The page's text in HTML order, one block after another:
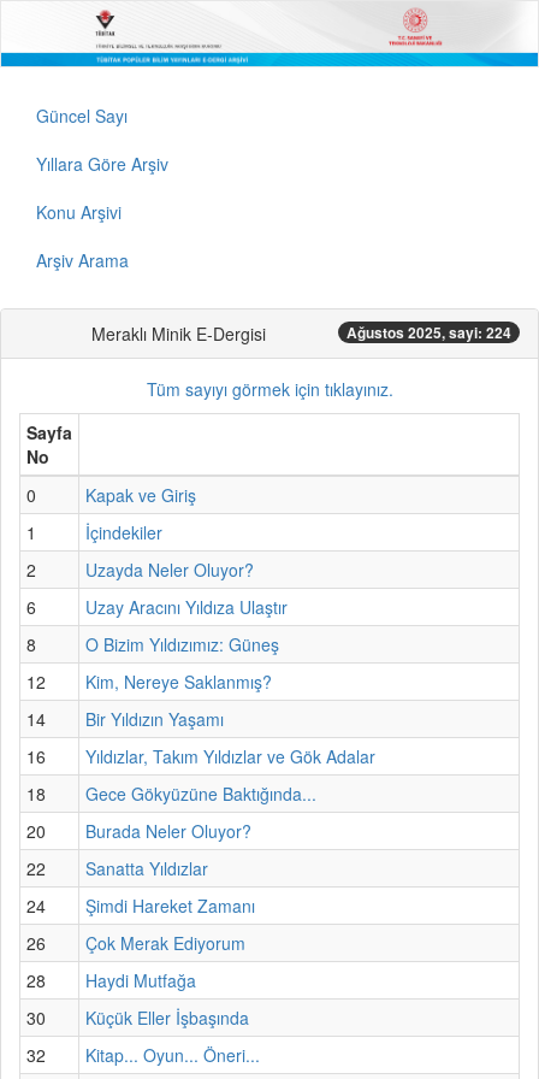
Güncel Sayı
Yıllara Göre Arşiv
Konu Arşivi
Arşiv Arama
Meraklı Minik E-Dergisi Ağustos 2025, sayi: 224
Tüm sayıyı görmek için tıklayınız.
Sayfa
No
0
Kapak ve Giriş
1
İçindekiler
2
Uzayda Neler Oluyor?
6
Uzay Aracını Yıldıza Ulaştır
8
O Bizim Yıldızımız: Güneş
12
Kim, Nereye Saklanmış?
14
Bir Yıldızın Yaşamı
16
Yıldızlar, Takım Yıldızlar ve Gök Adalar
18
Gece Gökyüzüne Baktığında...
20
Burada Neler Oluyor?
22
Sanatta Yıldızlar
24
Şimdi Hareket Zamanı
26
Çok Merak Ediyorum
28
Haydi Mutfağa
30
Küçük Eller İşbaşında
32
Kitap... Oyun... Öneri...